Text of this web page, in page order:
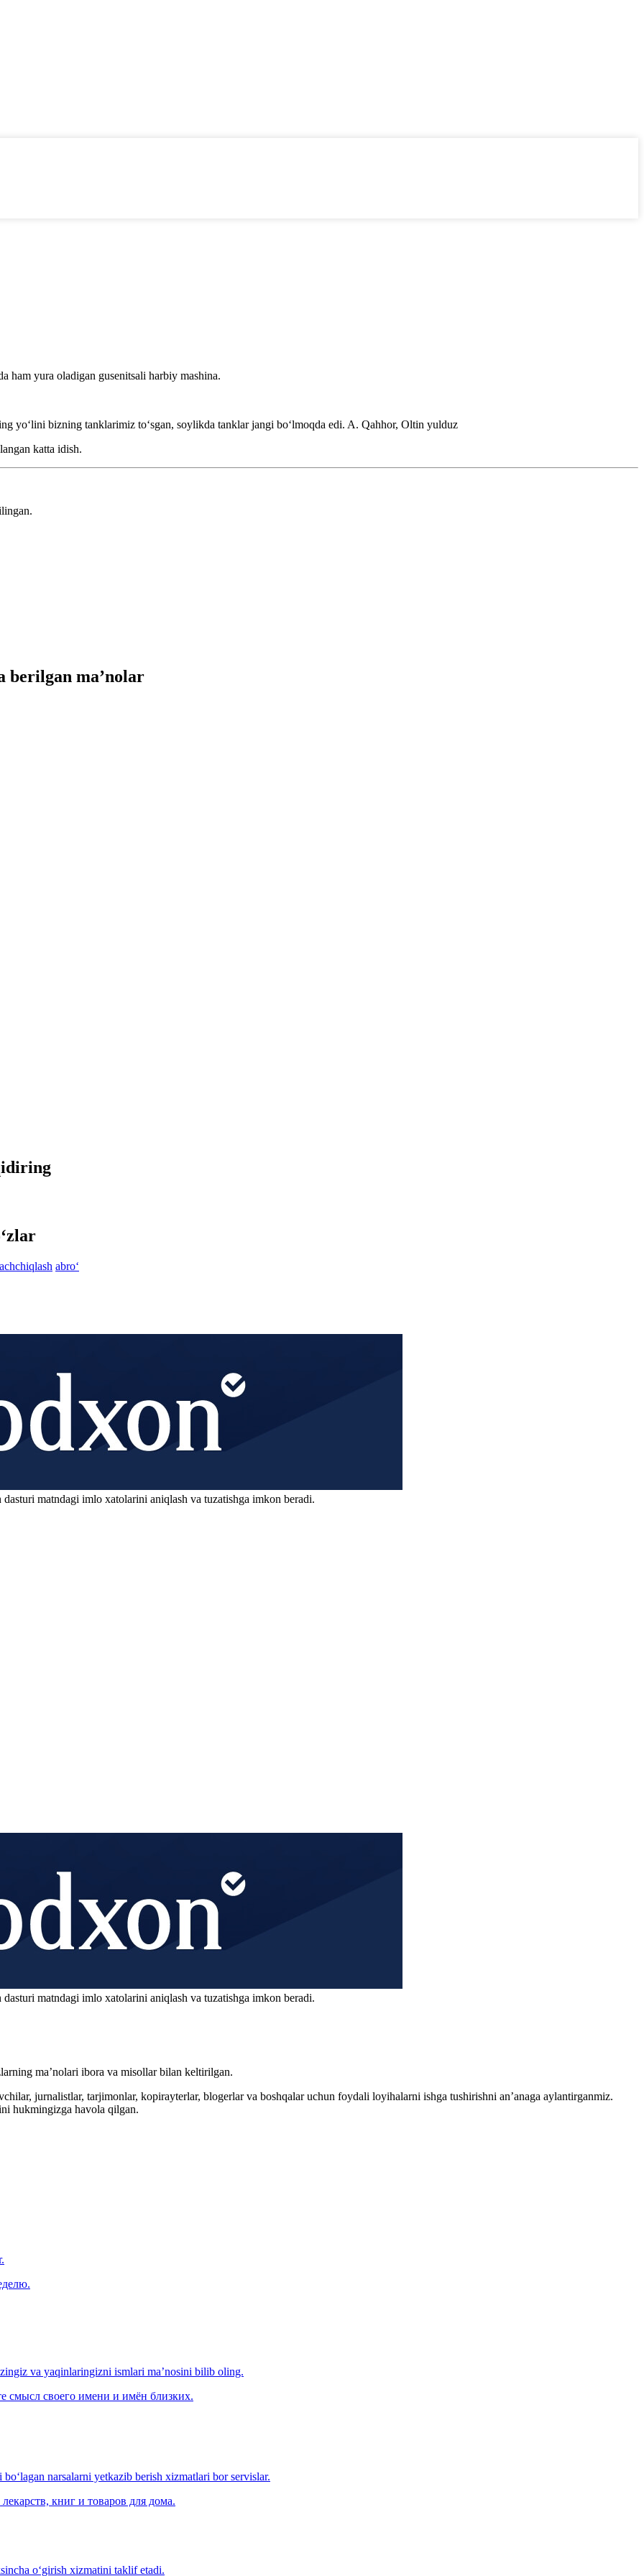
ham yura oladigan gusenitsali harbiy mashina.
yoʻlini bizning tanklarimiz toʻsgan, soylikda tanklar jangi boʻlmoqda edi. A. Qahhor, Oltin yulduz
katta idish.
berilgan ma’nolar
achchiqlash abro‘
matndagi imlo xatolarini aniqlash va tuzatishga imkon beradi.
matndagi imlo xatolarini aniqlash va tuzatishga imkon beradi.
ma’nolari ibora va misollar bilan keltirilgan.
jurnalistlar, tarjimonlar, kopirayterlar, blogerlar va boshqalar uchun foydali loyihalarni ishga tushirishni an’anaga aylantirganmiz.
hukmingizga havola qilgan.
va yaqinlaringizni ismlari ma’nosini bilib oling.
смысл своего имени и имён близких.
narsalarni yetkazib berish xizmatlari bor servislar.
книг и товаров для дома.
o‘girish xizmatini taklif etadi.